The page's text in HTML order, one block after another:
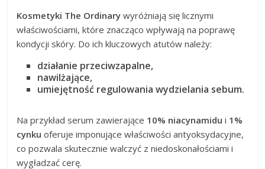
Kosmetyki The Ordinary wyróżniają się licznymi
właściwościami, które znacząco wpływają na poprawę
kondycji skóry. Do ich kluczowych atutów należy:
działanie przeciwzapalne,
nawilżające,
umiejętność regulowania wydzielania sebum.
Na przykład serum zawierające 10% niacynamidu i 1%
cynku oferuje imponujące właściwości antyoksydacyjne,
co pozwala skutecznie walczyć z niedoskonałościami i
wygładzać cerę.